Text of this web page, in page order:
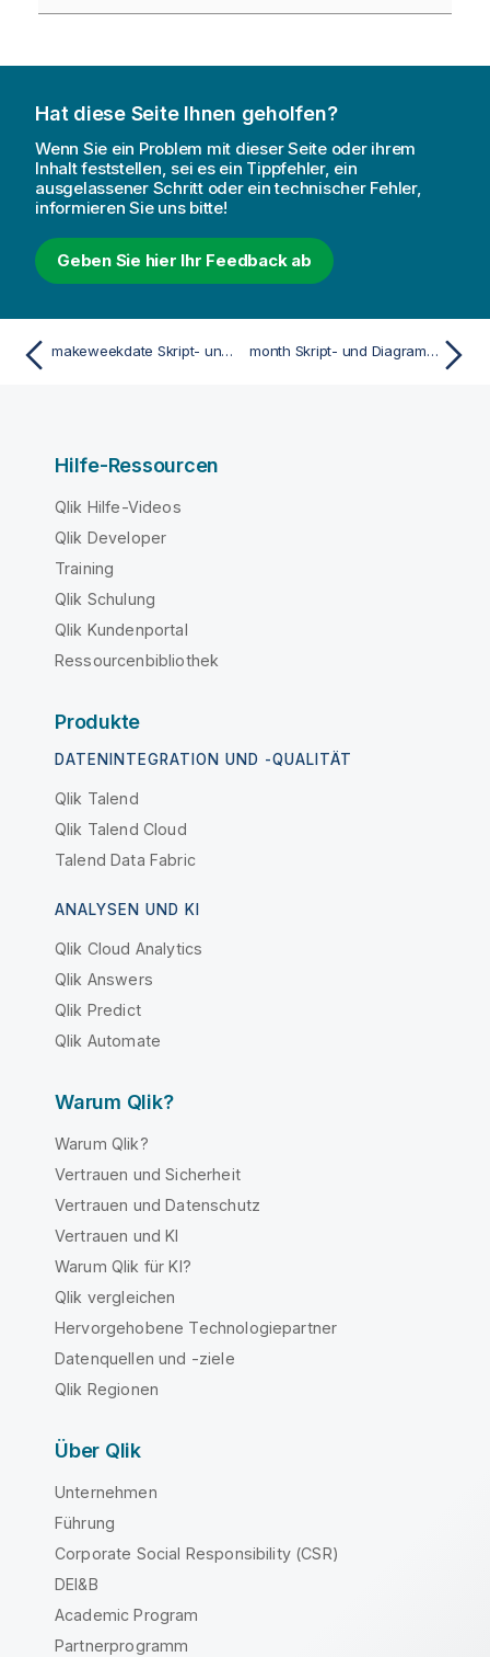
Hat diese Seite Ihnen geholfen?
Wenn Sie ein Problem mit dieser Seite oder ihrem
Inhalt feststellen, sei es ein Tippfehler, ein
ausgelassener Schritt oder ein technischer Fehler,
informieren Sie uns bitte!
Geben Sie hier Ihr Feedback ab
makeweekdate Skript- und Diagrammfunktion month Skript- und Diagrammfunktion
Hilfe-Ressourcen
Qlik Hilfe-Videos
Qlik Developer
Training
Qlik Schulung
Qlik Kundenportal
Ressourcenbibliothek
Produkte
DATENINTEGRATION UND -QUALITÄT
Qlik Talend
Qlik Talend Cloud
Talend Data Fabric
ANALYSEN UND KI
Qlik Cloud Analytics
Qlik Answers
Qlik Predict
Qlik Automate
Warum Qlik?
Warum Qlik?
Vertrauen und Sicherheit
Vertrauen und Datenschutz
Vertrauen und KI
Warum Qlik für KI?
Qlik vergleichen
Hervorgehobene Technologiepartner
Datenquellen und -ziele
Qlik Regionen
Über Qlik
Unternehmen
Führung
Corporate Social Responsibility (CSR)
DEI&B
Academic Program
Partnerprogramm